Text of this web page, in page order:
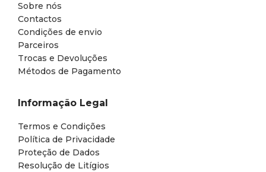
Sobre nós
Contactos
Condições de envio
Parceiros
Trocas e Devoluções
Métodos de Pagamento
Informação Legal
Termos e Condições
Política de Privacidade
Proteção de Dados
Resolução de Litígios